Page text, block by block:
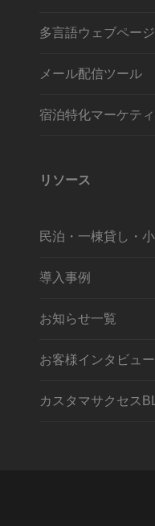
多言語ウェブペー
メール配信ツール
宿泊特化マーケテ
リソース
民泊・一棟貸し・
導入事例
お知らせ一覧
お客様インタビュー
カスタマサクセス